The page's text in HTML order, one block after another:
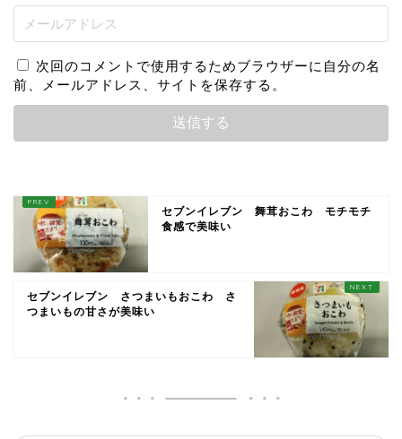
次回のコメントで使用するためブラウザーに自分の名
前、メールアドレス、サイトを保存する。
セブンイレブン 舞茸おこわ モチモチ
食感で美味い
セブンイレブン さつまいもおこわ さ
つまいもの甘さが美味い